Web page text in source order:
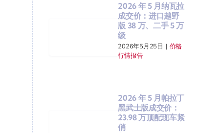
2026 年 5 月纳瓦拉
成交价：进口越野
版 38 万、二手 5 万
级
2026年5月25日 | 价格
行情报告
2026 年 5 月帕拉丁
黑武士版成交价：
23.98 万顶配现车紧
俏